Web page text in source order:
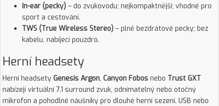
In-ear (pecky) – do zvukovodu; nejkompaktnější; vhodné pro
sport a cestování.
TWS (True Wireless Stereo) – plně bezdrátové pecky; bez
kabelu, nabíjecí pouzdro.
Herní headsety
Herní headsety Genesis Argon, Canyon Fobos nebo Trust GXT
nabízejí virtuální 7.1 surround zvuk, odnímatelný nebo otočný
mikrofon a pohodlné náušníky pro dlouhé herní sezení. USB nebo